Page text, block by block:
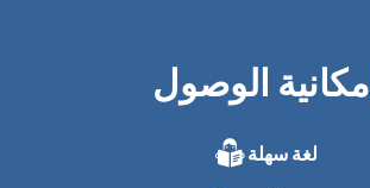
إمكانية الوصول
لغة سهلة